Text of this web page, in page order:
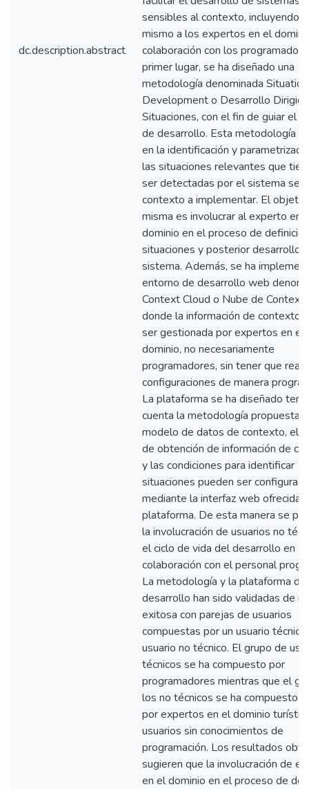
dc.description.abstract
sensibles al contexto, incluyendo
mismo a los expertos en el
colaboración con los
primer lugar, se ha diseñado una
metodología denominada
Development o Desarrollo
Situaciones, con el fin de guiar el
de desarrollo. Esta metodología
en la identificación y
las situaciones relevantes que
ser detectadas por el sistema
contexto a implementar. El
misma es involucrar al experto en
dominio en el proceso de
situaciones y posterior desarrollo
sistema. Además, se ha
entorno de desarrollo web
Context Cloud o Nube de
donde la información de contexto
ser gestionada por expertos en el
dominio, no necesariamente
programadores, sin tener que
configuraciones de manera
La plataforma se ha diseñado
cuenta la metodología propuesta.
modelo de datos de contexto, el
de obtención de información de
y las condiciones para identificar
situaciones pueden ser
mediante la interfaz web ofrecida
plataforma. De esta manera se
la involucración de usuarios no
el ciclo de vida del desarrollo en
colaboración con el personal
La metodología y la plataforma de
desarrollo han sido validadas de
exitosa con parejas de usuarios
compuestas por un usuario técnico
usuario no técnico. El grupo de
técnicos se ha compuesto por
programadores mientras que el
los no técnicos se ha compuesto
por expertos en el dominio
usuarios sin conocimientos de
programación. Los resultados
sugieren que la involucración de
en el dominio en el proceso de